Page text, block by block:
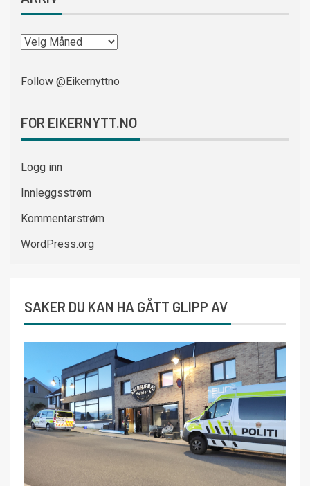
Follow @Eikernyttno
FOR EIKERNYTT.NO
Logg inn
Innleggsstrøm
Kommentarstrøm
WordPress.org
SAKER DU KAN HA GÅTT GLIPP AV